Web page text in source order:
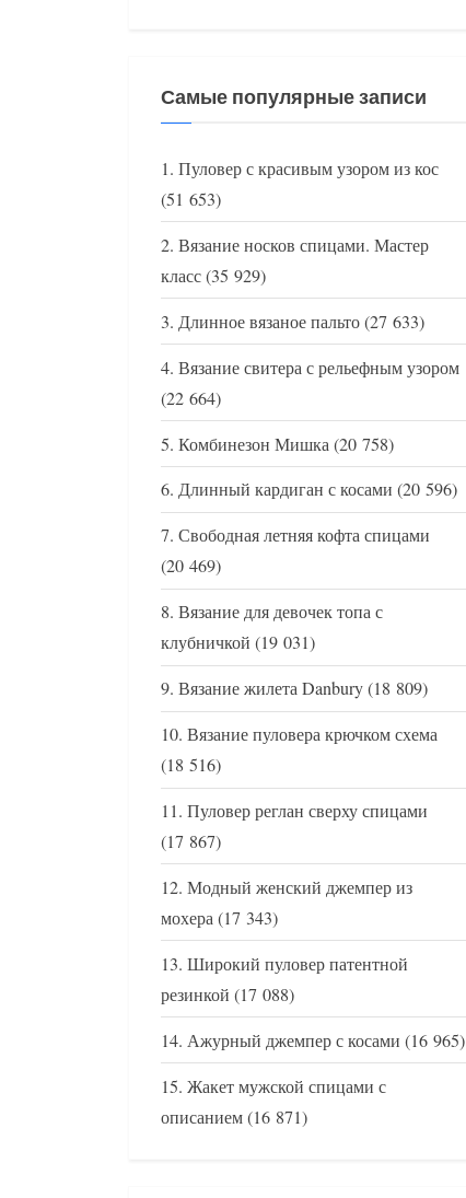
Самые популярные записи
Пуловер с красивым узором из кос
(51 653)
Вязание носков спицами. Мастер
класс(35 929)
Длинное вязаное пальто(27 633)
Вязание свитера с рельефным узором
(22 664)
Комбинезон Мишка(20 758)
Длинный кардиган с косами (20 596)
Свободная летняя кофта спицами
(20 469)
Вязание для девочек топа с
клубничкой (19 031)
Вязание жилета Danbury(18 809)
Вязание пуловера крючком схема
(18 516)
Пуловер реглан сверху спицами
(17 867)
Модный женский джемпер из
мохера(17 343)
Широкий пуловер патентной
резинкой (17 088)
Ажурный джемпер с косами (16 965)
Жакет мужской спицами с
описанием(16 871)